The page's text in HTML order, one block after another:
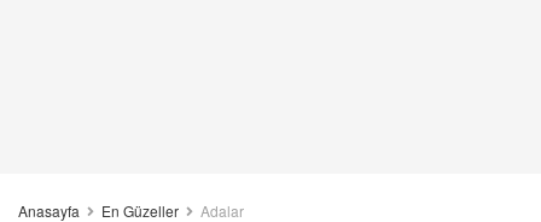
Anasayfa En Güzeller Adalar